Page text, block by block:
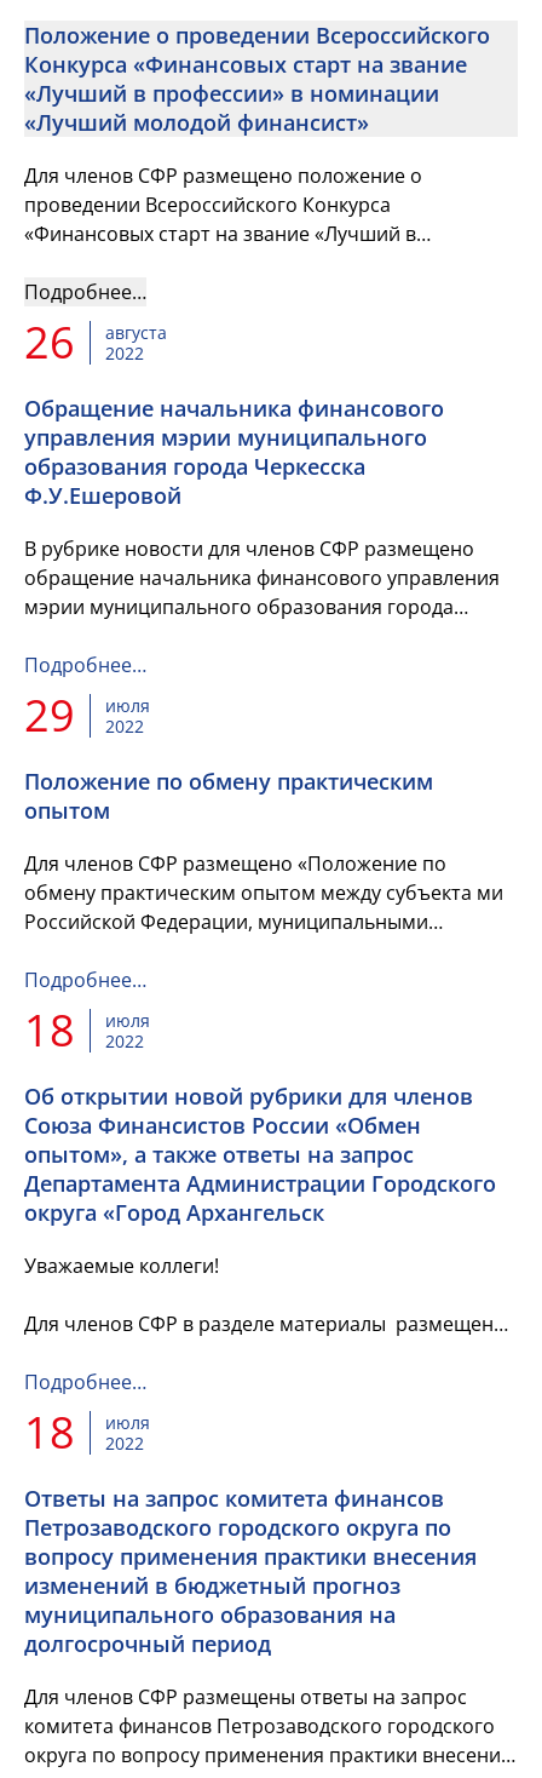
Положение о проведении Всероссийского
Конкурса «Финансовых старт на звание
«Лучший в профессии» в номинации
«Лучший молодой финансист»
Для членов СФР размещено положение о
проведении Всероссийского Конкурса
«Финансовых старт на звание «Лучший в
финансист» (утверждено 30 августа 2022 г.)
Подробнее…
26
августа
2022
Обращение начальника финансового
управления мэрии муниципального
образования города Черкесска
Ф.У.Ешеровой
В рубрике новости для членов СФР размещено
обращение начальника финансового управления
мэрии муниципального образования города
затрат на финансирование благоу...
Подробнее…
29
июля
2022
Положение по обмену практическим
опытом
Для членов СФР размещено «Положение по
обмену практическим опытом между субъекта ми
Российской Федерации, муниципальными
практического применения положений нормат...
Подробнее…
18
июля
2022
Об открытии новой рубрики для членов
Союза Финансистов России «Обмен
опытом», а также ответы на запрос
Департамента Администрации Городского
округа «Город Архангельск
Уважаемые коллеги!
Для членов СФР в разделе материалы размещена
членов Союза Финансистов России «Обмен
опытом», а также ответы на запрос
Департамента...
Подробнее…
18
июля
2022
Ответы на запрос комитета финансов
Петрозаводского городского округа по
вопросу применения практики внесения
изменений в бюджетный прогноз
муниципального образования на
долгосрочный период
Для членов СФР размещены ответы на запрос
комитета финансов Петрозаводского городского
округа по вопросу применения практики внесения